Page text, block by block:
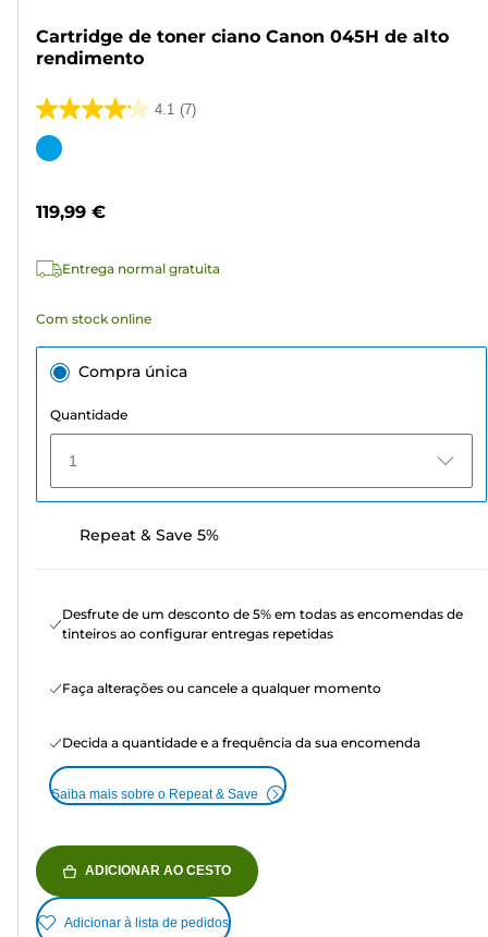
Cartridge de toner ciano Canon 045H de alto
rendimento
4.1 (7)
4.1
em
Cartucho
119,99 €
Entrega normal gratuita
Com stock online
Compra única
Quantidade
1
Repeat & Save 5%
Desfrute de um desconto de 5% em todas as encomendas de
tinteiros ao configurar entregas repetidas
Faça alterações ou cancele a qualquer momento
Decida a quantidade e a frequência da sua encomenda
Saiba mais sobre o Repeat & Save
ADICIONAR AO CESTO
Adicionar à lista de pedidos